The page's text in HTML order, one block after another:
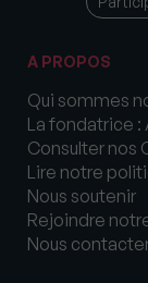
A PROPOS
Qui sommes
La fondatrice :
Consulter nos
Lire notre
Nous soutenir
Rejoindre
Nous